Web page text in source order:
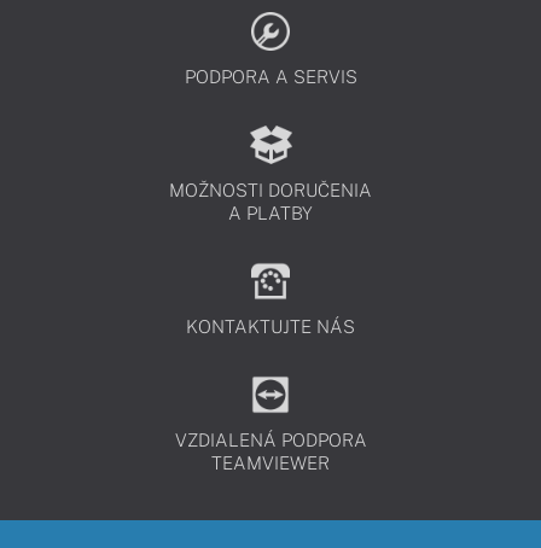
PODPORA A SERVIS
MOŽNOSTI DORUČENIA
A PLATBY
KONTAKTUJTE NÁS
VZDIALENÁ PODPORA
TEAMVIEWER